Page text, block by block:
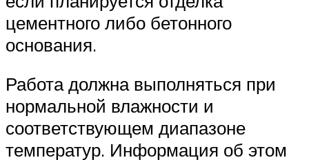
цементного либо бетонного
основания.
Работа должна выполняться при
нормальной влажности и
соответствующем диапазоне
температур. Информация об этом